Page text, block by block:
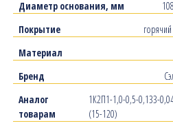
Диаметр основания, мм
Покрытие
Материал
Бренд
Аналог
товарам
1К2П1-1,0-0,5-0,133-
(15-120)